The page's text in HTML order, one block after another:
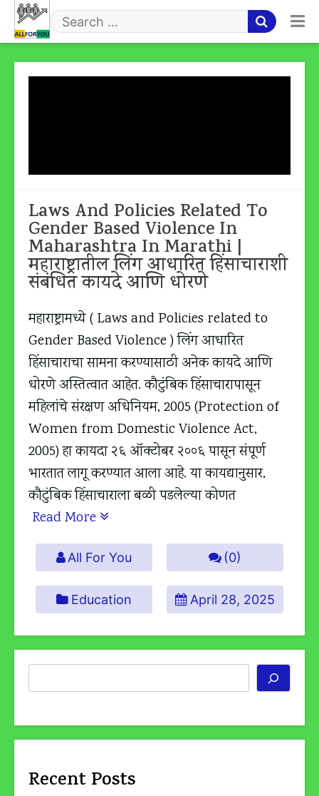
Skip
content
Search
Laws And Policies Related To
Gender Based Violence In
Maharashtra In Marathi |
महाराष्ट्रातील लिंग आधारित हिंसाचाराशी
संबंधित कायदे आणि धोरणे
महाराष्ट्रामध्ये ( Laws and Policies related to
Gender Based Violence ) लिंग आधारित
हिंसाचाराचा सामना करण्यासाठी अनेक कायदे आणि
धोरणे अस्तित्वात आहेत. कौटुंबिक हिंसाचारापासून
महिलांचे संरक्षण अधिनियम, 2005 (Protection of
Women from Domestic Violence Act,
2005) हा कायदा २६ ऑक्टोबर २००६ पासून संपूर्ण
भारतात लागू करण्यात आला आहे. या कायद्यानुसार,
कौटुंबिक हिंसाचाराला बळी पडलेल्या कोणत
Read More
All For You (0)
Education April 28, 2025
Recent Posts